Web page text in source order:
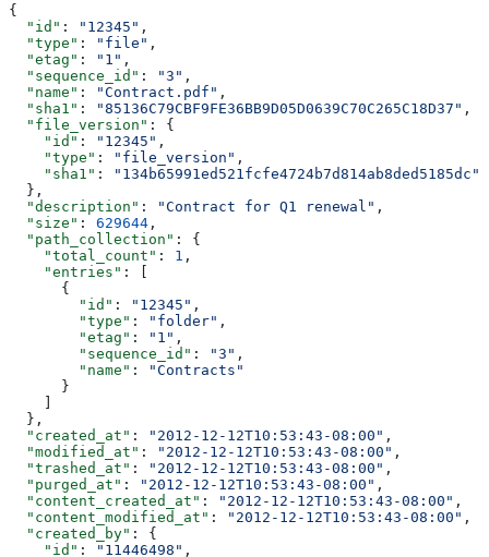
{
  "id"
: "12345" ,
  "type"
: "file" ,
  "etag"
: "1" ,
  "sequence_id"
: "3" ,
  "name"
: "Contract.pdf" ,
  "sha1"
: "85136C79CBF9FE36BB9D05D0639C70C265C18D37" ,
  "file_version"
: {
    "id"
: "12345" ,
    "type"
: "file_version" ,
    "sha1"
:
"134b65991ed521fcfe4724b7d814ab8ded5185dc"
  },
  "description"
: "Contract for Q1 renewal" ,
  "size"
: 629644 ,
  "path_collection"
: {
    "total_count"
: 1 ,
    "entries"
: [
      {
        "id"
: "12345" ,
        "type"
: "folder" ,
        "etag"
: "1" ,
        "sequence_id"
: "3" ,
        "name"
:
"Contracts"
      }
    ]
  },
  "created_at"
: "2012-12-12T10:53:43-08:00" ,
  "modified_at"
: "2012-12-12T10:53:43-08:00" ,
  "trashed_at"
: "2012-12-12T10:53:43-08:00" ,
  "purged_at"
: "2012-12-12T10:53:43-08:00" ,
  "content_created_at"
: "2012-12-12T10:53:43-08:00" ,
  "content_modified_at"
: "2012-12-12T10:53:43-08:00" ,
  "created_by"
: {
    "id"
: "11446498" ,